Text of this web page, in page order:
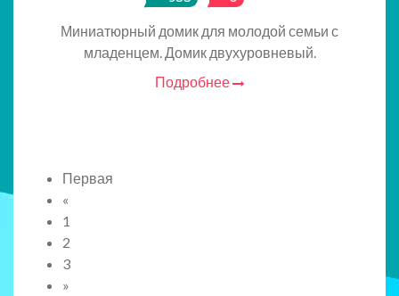
Миниатюрный домик для молодой семьи с
младенцем. Домик двухуровневый.
Подробнее
Первая
«
1
2
3
»